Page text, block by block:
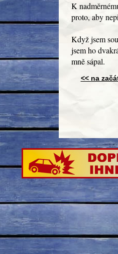
K
proto, aby
Když jsem
jsem ho
mně sápal.
<< na